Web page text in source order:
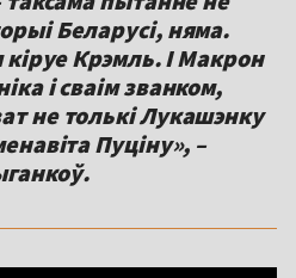
Беларусі, няма.
кіруе Крэмль. І Макрон
і сваім званком,
не толькі Лукашэнку
Пуціну», –